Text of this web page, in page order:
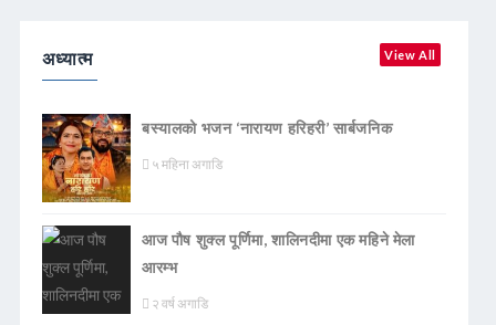
अध्यात्म View All
बस्यालको भजन ‘नारायण हरिहरी’ सार्बजनिक
५ महिना अगाडि
आज पौष शुक्ल पूर्णिमा, शालिनदीमा एक महिने मेला
आरम्भ
२ वर्ष अगाडि